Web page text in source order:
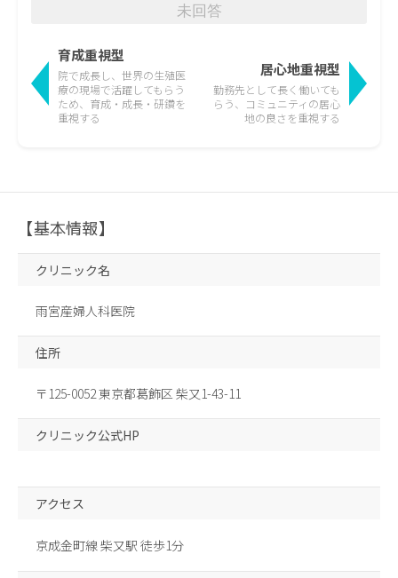
未回答
育成重視型
院で成長し、世界の生殖医
療の現場で活躍してもらう
ため、育成・成長・研鑽を
重視する
勤務先として長く働いても
らう、
コミュニティの居心
地の良さを重視する
居心地重視型
【基本情報】
クリニック名
雨宮産婦人科医院
住所
〒125-0052 東京都葛飾区 柴又1-43-11
クリニック公式HP
アクセス
京成金町線 柴又駅 徒歩1分